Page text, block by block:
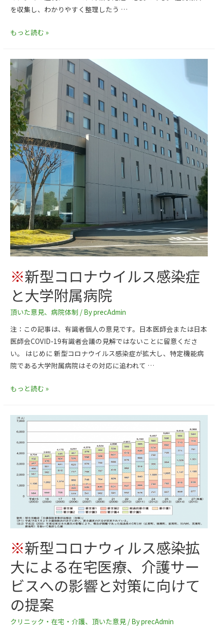
を収集し、わかりやすく整理したう …
もっと読む »
※新型コロナウイルス感染症
と大学附属病院
頂いた意見、病院体制 / ByprecAdmin
注：この記事は、有識者個人の意見です。日本医師会または日本
医師会COVID-19有識者会議の見解ではないことに留意くださ
い。 はじめに 新型コロナウイルス感染症が拡大し、特定機能病
院である大学附属病院はその対応に追われて …
もっと読む »
※新型コロナウィルス感染拡
大による在宅医療、介護サー
ビスへの影響と対策に向けて
の提案
クリニック・在宅・介護、頂いた意見 / ByprecAdmin